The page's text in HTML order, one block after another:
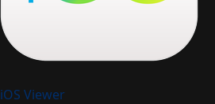
iOS Viewer